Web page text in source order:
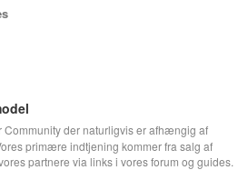
Community der naturligvis er afhængig af
primære indtjening kommer fra salg af
partnere via links i vores forum og guides.